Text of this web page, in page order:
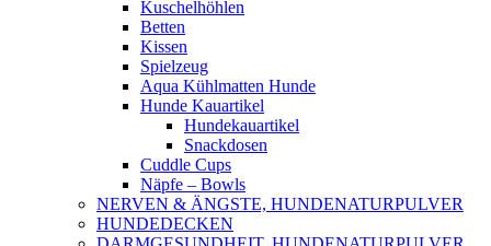
Kuschelhöhlen
Betten
Kissen
Spielzeug
Aqua Kühlmatten Hunde
Hunde Kauartikel
Hundekauartikel
Snackdosen
Cuddle Cups
Näpfe – Bowls
NERVEN & ÄNGSTE, HUNDENATURPULVER
HUNDEDECKEN